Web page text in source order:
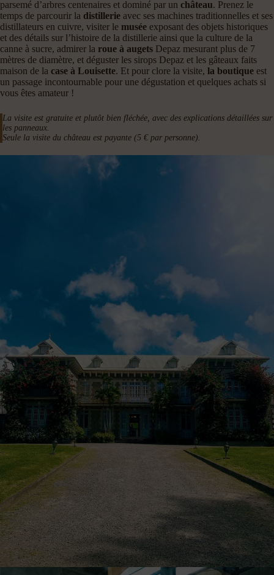
parsemé d’arbres centenaires et dominé par un château. Prenez le
temps de parcourir la distillerie avec ses machines traditionnelles et ses
distillateurs en cuivre, visiter le musée exposant des objets historiques
et des détails sur l’histoire de la distillerie ainsi que la culture de la
canne à sucre, admirer la roue à augets Depaz mesurant plus de 7
mètres de diamètre, et déguster les sirops Depaz et les gâteaux faits
maison de la case à Louisette. Et pour clore la visite, la boutique est
un passage incontournable pour une dégustation et quelques achats si
vous êtes amateur !
La visite est gratuite et plutôt bien fléchée, avec des explications détaillées sur
les panneaux.
Seule la visite du château est payante (5 € par personne).